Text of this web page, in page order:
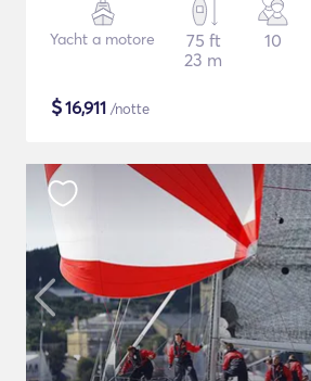
Yacht a motore
75 ft
23 m
10
$16,911 /notte